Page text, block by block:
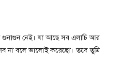
নেই। যা আছে সব এলাচি আর
না বলে ভালোই করেছো। তবে তুমি